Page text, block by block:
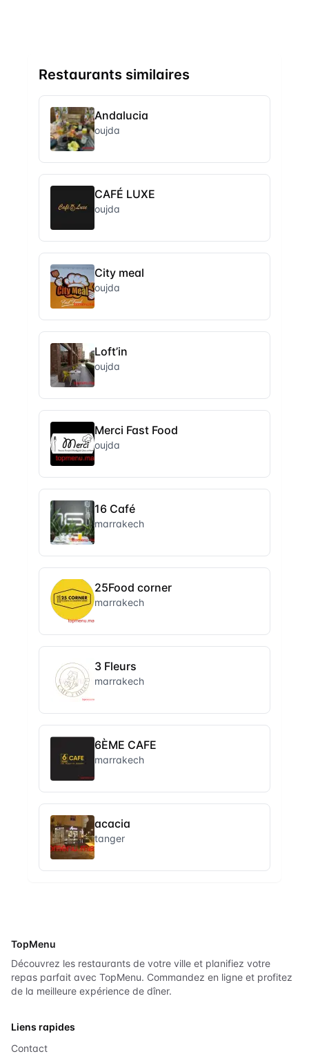
Restaurants similaires
Andalucia
oujda
CAFÉ LUXE
oujda
City meal
oujda
Loft’in
oujda
Merci Fast Food
oujda
16 Café
marrakech
25Food corner
marrakech
3 Fleurs
marrakech
6ÈME CAFE
marrakech
acacia
tanger
TopMenu
Découvrez les restaurants de votre ville et planifiez votre
repas parfait avec TopMenu. Commandez en ligne et profitez
de la meilleure expérience de dîner.
Liens rapides
Contact